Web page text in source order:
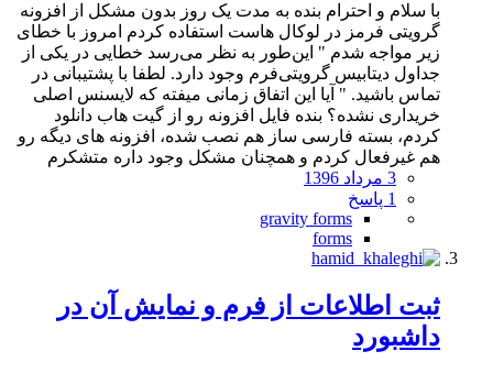
با سلام و احترام بنده به مدت یک روز بدون مشکل از افزونه
گرویتی فرمز در لوکال هاست استفاده کردم امروز با خطای
زیر مواجه شدم " این‌طور به نظر می‌رسد خطایی در یکی از
جداول دیتابیس گرویتی‌فرم وجود دارد. لطفا با پشتیبانی در
تماس باشید. " آیا این اتفاق زمانی میفته که لایسنس اصلی
خریداری نشده؟ بنده فایل افزونه رو از گیت هاب دانلود
کردم، بسته فارسی ساز هم نصب شده، افزونه های دیگه رو
هم غیرفعال کردم و همچنان مشکل وجود داره متشکرم
3 مرداد 1396
1 پاسخ
gravity forms
forms
ثبت اطلاعات از فرم و نمایش آن در
داشبورد